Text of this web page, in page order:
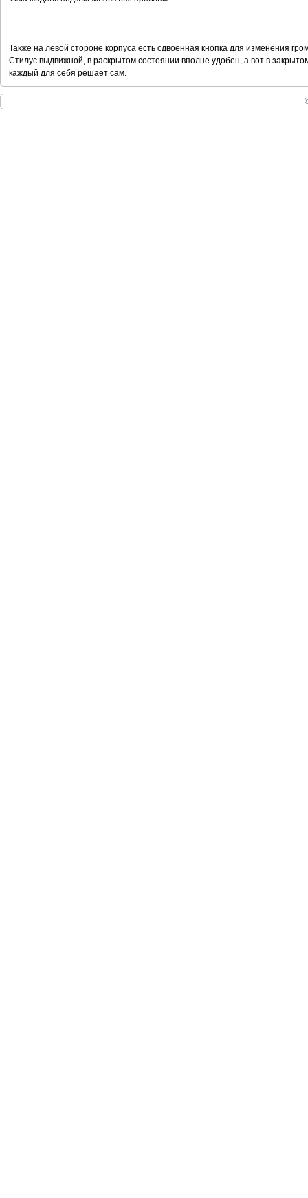
Также на левой стороне корпуса есть сдвоенная кнопка для изменения
Стилус выдвижной, в раскрытом состоянии вполне удобен, а вот в
каждый для себя решает сам.